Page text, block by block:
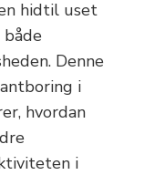
hidtil uset
Denne
i
hvordan
i